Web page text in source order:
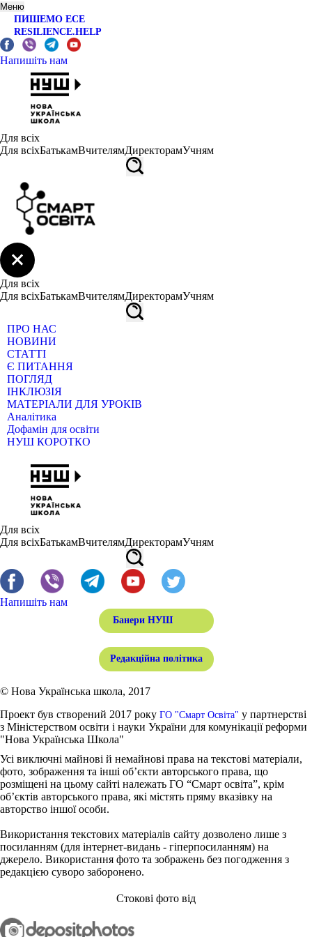
Меню
ПИШЕМО ЕСЕ
RESILIENCE.HELP
Напишіть нам
Для всіх
Для всіхБатькамВчителямДиректорамУчням
Для всіх
Для всіхБатькамВчителямДиректорамУчням
ПРО НАС
НОВИНИ
СТАТТІ
Є ПИТАННЯ
ПОГЛЯД
ІНКЛЮЗІЯ
МАТЕРІАЛИ ДЛЯ УРОКІВ
Аналітика
Дофамін для освіти
НУШ КОРОТКО
Для всіх
Для всіхБатькамВчителямДиректорамУчням
Напишіть нам
Банери НУШ
Редакційна політика
© Нова Українська школа, 2017
Проект був створений 2017 року ГО "Смарт Освіта" у партнерстві
з Міністерством освіти і науки України для комунікації реформи
"Нова Українська Школа"
Усі виключні майнові й немайнові права на текстові матеріали,
фото, зображення та інші об’єкти авторського права, що
розміщені на цьому сайті належать ГО “Смарт освіта”, крім
об’єктів авторського права, які містять пряму вказівку на
авторство іншої особи.
Використання текстових матеріалів сайту дозволено лише з
посиланням (для інтернет-видань - гіперпосиланням) на
джерело. Використання фото та зображень без погодження з
редакцією суворо заборонено.
Стокові фото від